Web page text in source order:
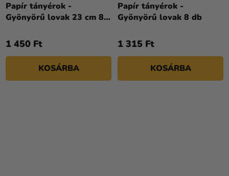
Papír tányérok -
Gyönyörű lovak 23 cm 8
1 450 Ft
KOSÁRBA
Papír tányérok -
Gyönyörű lovak 8 db
1 315 Ft
KOSÁRBA